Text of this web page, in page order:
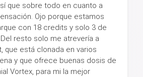
que sobre todo en cuanto a
Ojo porque estamos
con 18 credits y solo 3 de
resto solo me atrevería a
que está clonada en varios
y que ofrece buenas dosis de
Vortex, para mi la mejor